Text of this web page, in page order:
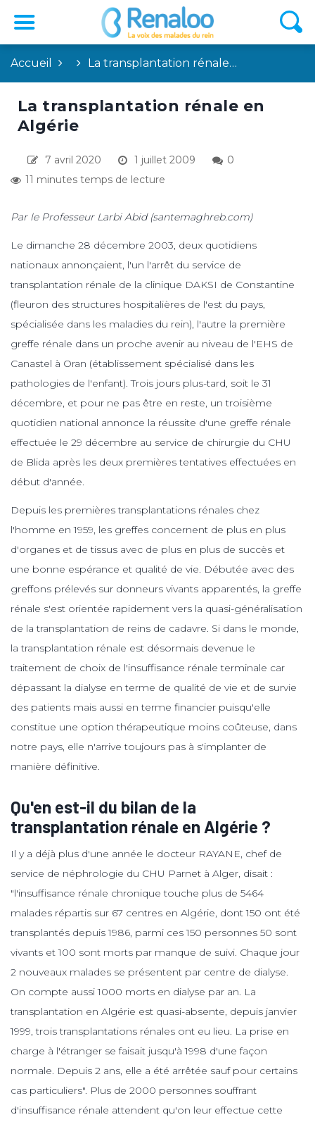
Accueil La transplantation rénale…
La transplantation rénale en
Algérie
7 avril 2020 1 juillet 2009
0
11 minutes temps de lecture
Par le Professeur Larbi Abid (santemaghreb.com)
Le dimanche 28 décembre 2003, deux quotidiens
nationaux annonçaient, l'un l'arrêt du service de
transplantation rénale de la clinique DAKSI de Constantine
(fleuron des structures hospitalières de l'est du pays,
spécialisée dans les maladies du rein), l'autre la première
greffe rénale dans un proche avenir au niveau de l'EHS de
Canastel à Oran (établissement spécialisé dans les
pathologies de l'enfant). Trois jours plus-tard, soit le 31
décembre, et pour ne pas être en reste, un troisième
quotidien national annonce la réussite d'une greffe rénale
effectuée le 29 décembre au service de chirurgie du CHU
de Blida après les deux premières tentatives effectuées en
début d'année.
Depuis les premières transplantations rénales chez
l'homme en 1959, les greffes concernent de plus en plus
d'organes et de tissus avec de plus en plus de succès et
une bonne espérance et qualité de vie. Débutée avec des
greffons prélevés sur donneurs vivants apparentés, la greffe
rénale s'est orientée rapidement vers la quasi-généralisation
de la transplantation de reins de cadavre. Si dans le monde,
la transplantation rénale est désormais devenue le
traitement de choix de l'insuffisance rénale terminale car
dépassant la dialyse en terme de qualité de vie et de survie
des patients mais aussi en terme financier puisqu'elle
constitue une option thérapeutique moins coûteuse, dans
notre pays, elle n'arrive toujours pas à s'implanter de
manière définitive.
Qu'en est-il du bilan de la
transplantation rénale en Algérie ?
Il y a déjà plus d'une année le docteur RAYANE, chef de
service de néphrologie du CHU Parnet à Alger, disait :
"l'insuffisance rénale chronique touche plus de 5464
malades répartis sur 67 centres en Algérie, dont 150 ont été
transplantés depuis 1986, parmi ces 150 personnes 50 sont
vivants et 100 sont morts par manque de suivi. Chaque jour
2 nouveaux malades se présentent par centre de dialyse.
On compte aussi 1000 morts en dialyse par an. La
transplantation en Algérie est quasi-absente, depuis janvier
1999, trois transplantations rénales ont eu lieu. La prise en
charge à l'étranger se faisait jusqu'à 1998 d'une façon
normale. Depuis 2 ans, elle a été arrêtée sauf pour certains
cas particuliers". Plus de 2000 personnes souffrant
d'insuffisance rénale attendent qu'on leur effectue cette